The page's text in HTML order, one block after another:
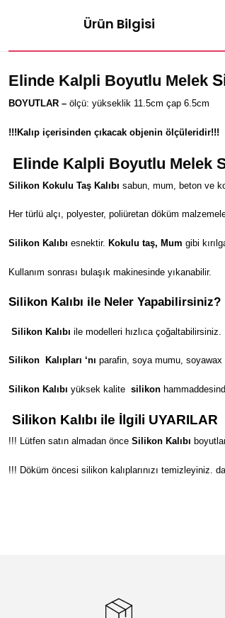
Ürün Bilgisi
Elinde Kalpli Boyutlu Melek
BOYUTLAR – ölçü: yükseklik 11.5cm çap 6.5cm
!!!Kalıp içerisinden çıkacak objenin ölçüleridir!!!
Elinde Kalpli Boyutlu Melek
Silikon Kokulu Taş Kalıbı sabun, mum, beton ve
Her türlü alçı, polyester, poliüretan döküm
Silikon Kalıbı esnektir. Kokulu taş, Mum gibi
Kullanım sonrası bulaşık makinesinde yıkanabilir.
Silikon Kalıbı ile Neler Yapabilirsiniz?
Silikon Kalıbı ile modelleri hızlıca çoğaltabilirsiniz.
Silikon Kalıpları ‘nı parafin, soya mumu,
Silikon Kalıbı yüksek kalite silikon
Silikon Kalıbı ile İlgili UYARILAR
!!! Lütfen satın almadan önce Silikon Kalıbı
!!! Döküm öncesi silikon kalıplarınızı temizleyiniz.
Ürün açıklamasında eksik bilgiler bulunuyor.